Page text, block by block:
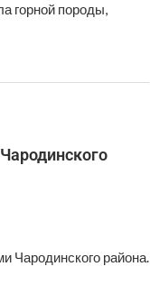
горной породы,
Чародинского района.